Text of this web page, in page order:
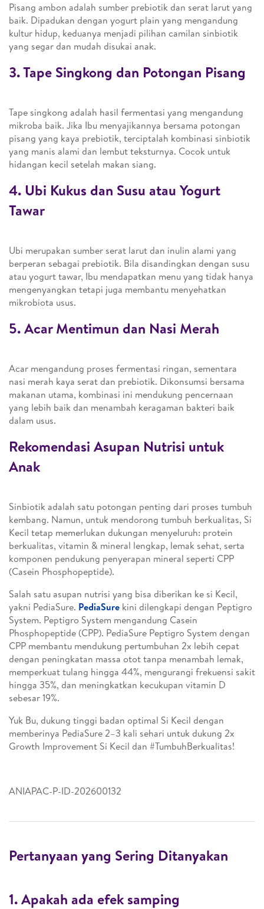
Pisang ambon adalah sumber prebiotik dan serat larut yang
baik. Dipadukan dengan yogurt plain yang mengandung
kultur hidup, keduanya menjadi pilihan camilan sinbiotik
yang segar dan mudah disukai anak.
3. Tape Singkong dan Potongan Pisang
Tape singkong adalah hasil fermentasi yang mengandung
mikroba baik. Jika Ibu menyajikannya bersama potongan
pisang yang kaya prebiotik, terciptalah kombinasi sinbiotik
yang manis alami dan lembut teksturnya. Cocok untuk
hidangan kecil setelah makan siang.
4. Ubi Kukus dan Susu atau Yogurt
Tawar
Ubi merupakan sumber serat larut dan inulin alami yang
berperan sebagai prebiotik. Bila disandingkan dengan susu
atau yogurt tawar, Ibu mendapatkan menu yang tidak hanya
mengenyangkan tetapi juga membantu menyehatkan
mikrobiota usus.
5. Acar Mentimun dan Nasi Merah
Acar mengandung proses fermentasi ringan, sementara
nasi merah kaya serat dan prebiotik. Dikonsumsi bersama
makanan utama, kombinasi ini mendukung pencernaan
yang lebih baik dan menambah keragaman bakteri baik
dalam usus.
Rekomendasi Asupan Nutrisi untuk
Anak
Sinbiotik adalah satu potongan penting dari proses tumbuh
kembang. Namun, untuk mendorong tumbuh berkualitas, Si
Kecil tetap memerlukan dukungan menyeluruh: protein
berkualitas, vitamin & mineral lengkap, lemak sehat, serta
komponen pendukung penyerapan mineral seperti CPP
(Casein Phosphopeptide).
Salah satu asupan nutrisi yang bisa diberikan ke si Kecil,
yakni PediaSure. PediaSure kini dilengkapi dengan Peptigro
System. Peptigro System mengandung Casein
Phosphopeptide (CPP). PediaSure Peptigro System dengan
CPP membantu mendukung pertumbuhan 2x lebih cepat
dengan peningkatan massa otot tanpa menambah lemak,
memperkuat tulang hingga 44%, mengurangi frekuensi sakit
hingga 35%, dan meningkatkan kecukupan vitamin D
sebesar 19%.
Yuk Bu, dukung tinggi badan optimal Si Kecil dengan
memberinya PediaSure 2–3 kali sehari untuk dukung 2x
Growth Improvement Si Kecil dan #TumbuhBerkualitas!
ANIAPAC-P-ID-202600132
Pertanyaan yang Sering Ditanyakan
1. Apakah ada efek samping